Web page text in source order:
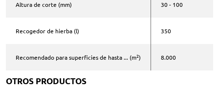
Altura de corte (mm) 30 - 100
Recogedor de hierba (l) 350
Recomendado para superficies de hasta ... (m2) 8.000
OTROS PRODUCTOS